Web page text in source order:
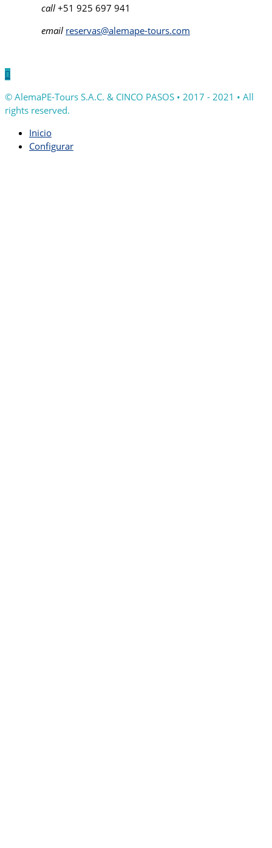
call +51 925 697 941
email reservas@alemape-tours.com

© AlemaPE-Tours S.A.C. & CINCO PASOS • 2017 - 2021 • All
rights reserved.
Inicio
Configurar